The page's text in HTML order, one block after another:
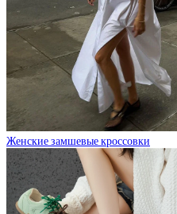
Женские замшевые кроссовки